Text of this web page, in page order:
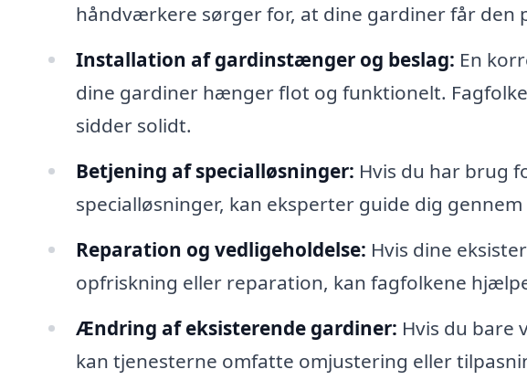
håndværkere sørger for, at dine gardiner får den
Installation af gardinstænger og beslag: En
dine gardiner hænger flot og funktionelt.
sidder solidt.
Betjening af specialløsninger: Hvis du har brug
specialløsninger, kan eksperter guide dig
Reparation og vedligeholdelse: Hvis dine
opfriskning eller reparation, kan fagfolkene
Ændring af eksisterende gardiner: Hvis du bare
kan tjenesterne omfatte omjustering eller